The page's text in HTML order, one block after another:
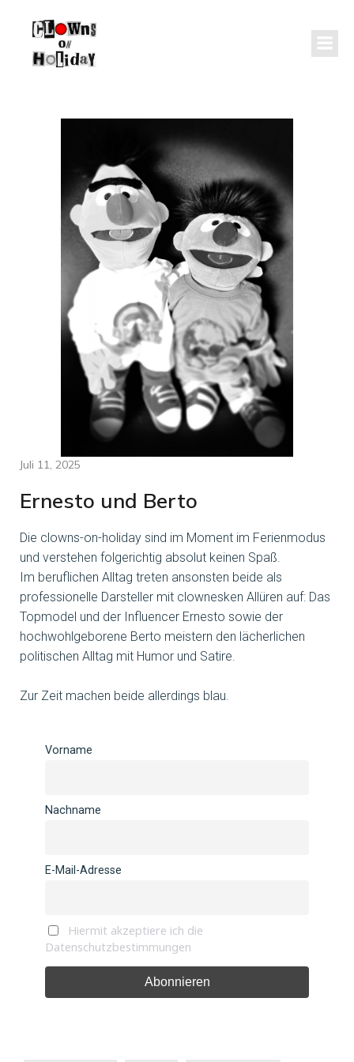
Juli 11, 2025
Ernesto und Berto
Die clowns-on-holiday sind im Moment im Ferienmodus
und verstehen folgerichtig absolut keinen Spaß.
Im beruflichen Alltag treten ansonsten beide als
professionelle Darsteller mit clownesken Allüren auf: Das
Topmodel und der Influencer Ernesto sowie der
hochwohlgeborene Berto meistern den lächerlichen
politischen Alltag mit Humor und Satire.
Zur Zeit machen beide allerdings blau.
Vorname
Nachname
E-Mail-Adresse
Hiermit akzeptiere ich die
Datenschutzbestimmungen